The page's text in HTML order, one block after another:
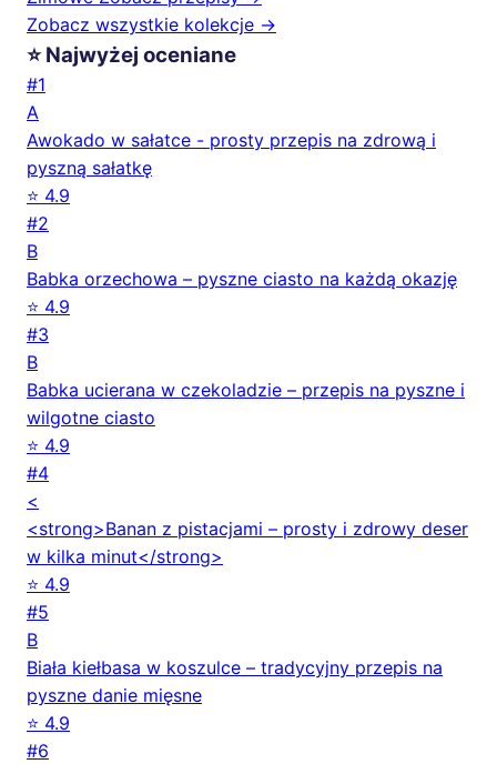
Zobacz wszystkie kolekcje →
⭐ Najwyżej oceniane
#1
A
Awokado w sałatce - prosty przepis na zdrową i
pyszną sałatkę
⭐ 4.9
#2
B
Babka orzechowa – pyszne ciasto na każdą okazję
⭐ 4.9
#3
B
Babka ucierana w czekoladzie – przepis na pyszne i
wilgotne ciasto
⭐ 4.9
#4
<
<strong>Banan z pistacjami – prosty i zdrowy deser
w kilka minut</strong>
⭐ 4.9
#5
B
Biała kiełbasa w koszulce – tradycyjny przepis na
pyszne danie mięsne
⭐ 4.9
#6